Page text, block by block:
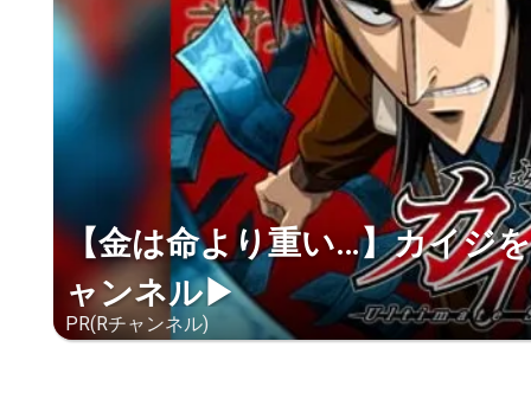
【金は命より重い…】カイジ
ャンネル▶︎
PR(Rチャンネル)